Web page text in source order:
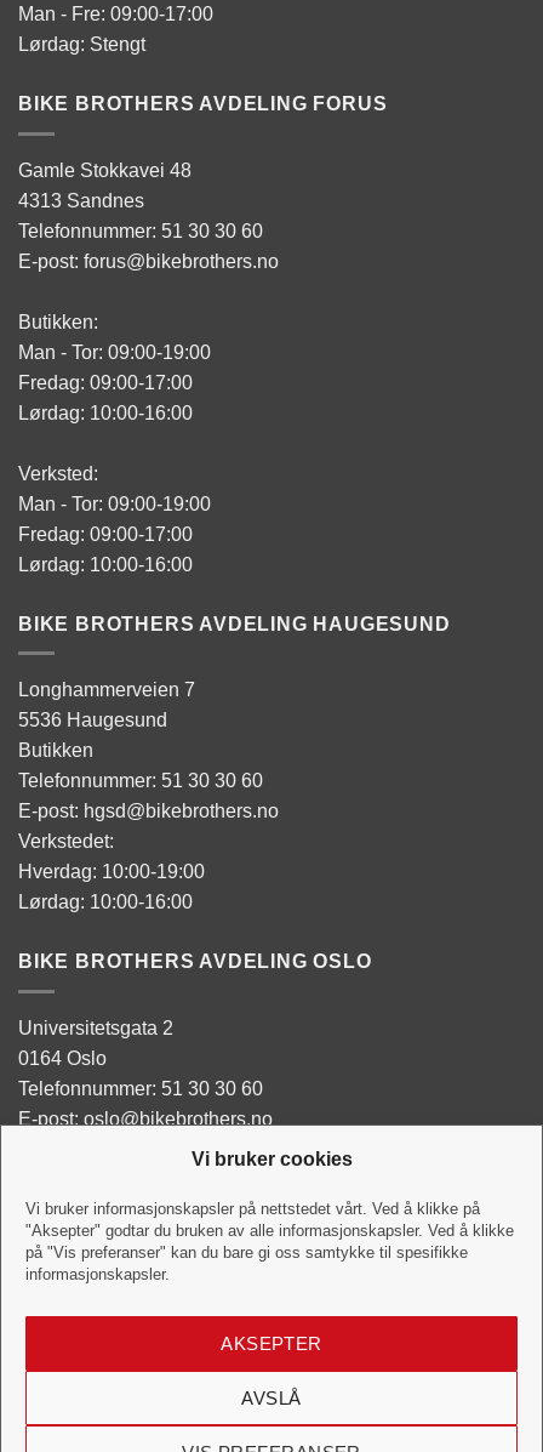
Vi bruker cookies
Vi bruker informasjonskapsler på nettstedet vårt. Ved å klikke på
"Aksepter" godtar du bruken av alle informasjonskapsler. Ved å klikke
på "Vis preferanser" kan du bare gi oss samtykke til spesifikke
informasjonskapsler.
AKSEPTER
AVSLÅ
Man - Fre: 09:00-17:00
Lørdag: Stengt
BIKE BROTHERS AVDELING FORUS
Gamle Stokkavei 48
4313 Sandnes
Telefonnummer: 51 30 30 60
E-post: forus@bikebrothers.no
Butikken:
Man - Tor: 09:00-19:00
Fredag: 09:00-17:00
Lørdag: 10:00-16:00
Verksted:
Man - Tor: 09:00-19:00
Fredag: 09:00-17:00
Lørdag: 10:00-16:00
BIKE BROTHERS AVDELING HAUGESUND
Longhammerveien 7
5536 Haugesund
Butikken
Telefonnummer: 51 30 30 60
E-post: hgsd@bikebrothers.no
Verkstedet:
Hverdag: 10:00-19:00
Lørdag: 10:00-16:00
BIKE BROTHERS AVDELING OSLO
Universitetsgata 2
0164 Oslo
Telefonnummer: 51 30 30 60
E-post: oslo@bikebrothers.no
Man - Tor: 10:00-18:00
Fredag: 10:00-18:00
Lørdag:10:00-16:00